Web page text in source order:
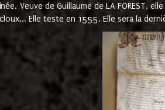
Veuve de Guillaume de LA FOREST,
Elle teste en 1555. Elle sera la